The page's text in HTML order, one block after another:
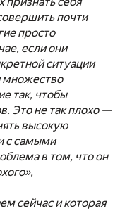
почти
просто
если они
ситуации
множество
так, чтобы
Это не так плохо —
высокую
с самыми
в том, что он
сейчас и которая